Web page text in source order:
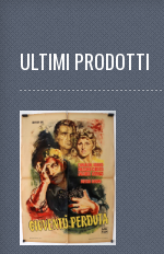
ULTIMI PRODOTTI